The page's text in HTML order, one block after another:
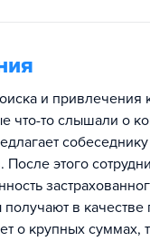
и
что-то слышали о
этого
в
о крупных суммах,